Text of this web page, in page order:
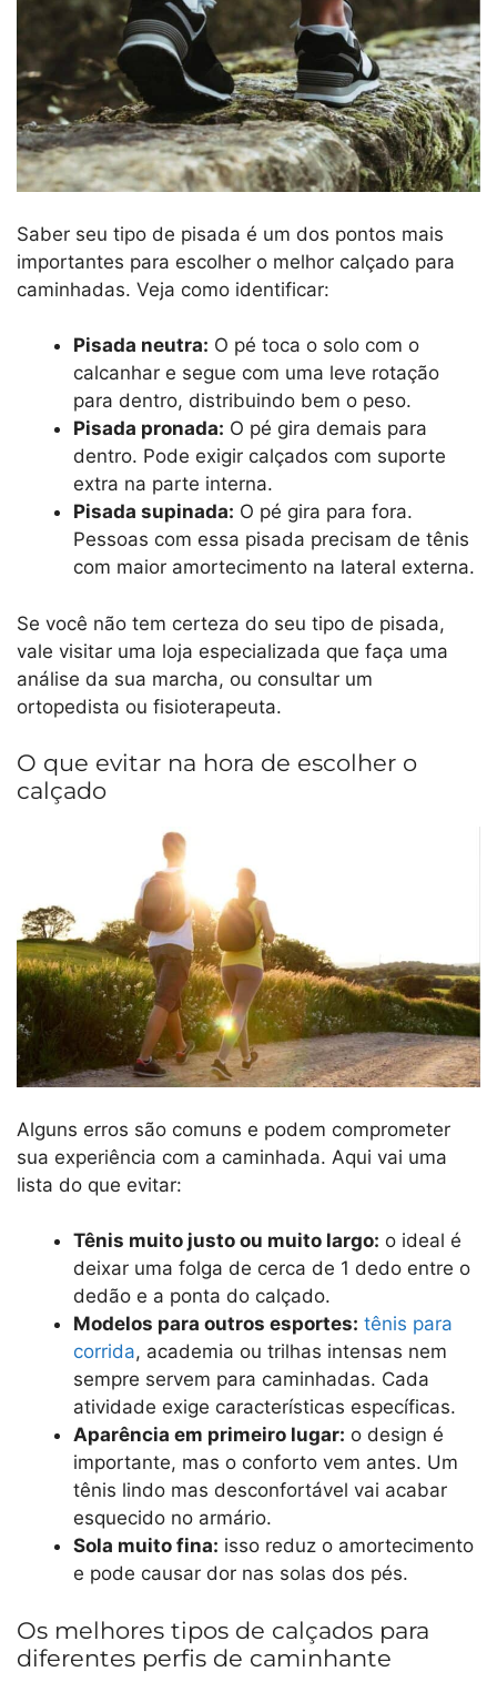
Saber seu tipo de pisada é um dos pontos mais
importantes para escolher o melhor calçado para
caminhadas. Veja como identificar:
Pisada neutra: O pé toca o solo com o
calcanhar e segue com uma leve rotação
para dentro, distribuindo bem o peso.
Pisada pronada: O pé gira demais para
dentro. Pode exigir calçados com suporte
extra na parte interna.
Pisada supinada: O pé gira para fora.
Pessoas com essa pisada precisam de tênis
com maior amortecimento na lateral externa.
Se você não tem certeza do seu tipo de pisada,
vale visitar uma loja especializada que faça uma
análise da sua marcha, ou consultar um
ortopedista ou fisioterapeuta.
O que evitar na hora de escolher o
calçado
Alguns erros são comuns e podem comprometer
sua experiência com a caminhada. Aqui vai uma
lista do que evitar:
Tênis muito justo ou muito largo: o ideal é
deixar uma folga de cerca de 1 dedo entre o
dedão e a ponta do calçado.
Modelos para outros esportes: tênis para
corrida, academia ou trilhas intensas nem
sempre servem para caminhadas. Cada
atividade exige características específicas.
Aparência em primeiro lugar: o design é
importante, mas o conforto vem antes. Um
tênis lindo mas desconfortável vai acabar
esquecido no armário.
Sola muito fina: isso reduz o amortecimento
e pode causar dor nas solas dos pés.
Os melhores tipos de calçados para
diferentes perfis de caminhante